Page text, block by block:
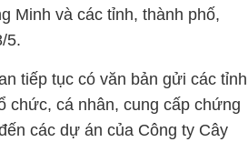
Minh và các tỉnh, thành phố,
5.
tiếp tục có văn bản gửi các tỉnh
cá nhân, cung cấp chứng
các dự án của Công ty Cây